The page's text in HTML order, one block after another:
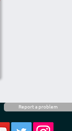
Report a problem